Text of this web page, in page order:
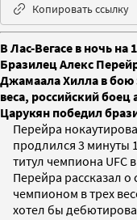
Копировать ссылку
В Лас-Вегасе в ночь на
Бразилец Алекс
Джамаала Хилла в бою
веса, российский
Царукян победил
Перейра
продлился 3 минуты
титул чемпиона UFC
Перейра рассказал о
чемпионом в трех
хотел бы